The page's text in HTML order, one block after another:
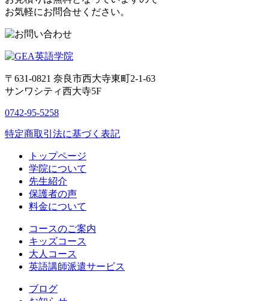
お気軽にお問合せください。
〒631-0821 奈良市西大寺東町2-1-63
サンワシティ西大寺5F
0742-95-5258
特定商取引法に基づく表記
トップページ
学院について
先生紹介
保護者の声
料金について
コースのご案内
キッズコース
大人コース
英語講師派遣サービス
ブログ